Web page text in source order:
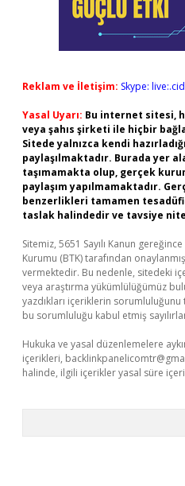
Reklam ve İletişim: Skype:
Yasal Uyarı: Bu internet sitesi,
veya şahıs şirketi ile hiçbir
Sitede yalnızca kendi
paylaşılmaktadır. Burada yer
taşımamakta olup, gerçek
paylaşım yapılmamaktadır.
benzerlikleri tamamen
taslak halindedir ve tavsiye
Sitemiz, 5651 Sayılı Kanun
Kurumu (BTK) tarafından
vermektedir. Bu nedenle, sitedeki
veya araştırma yükümlülüğümüz
yazdıkları içeriklerin
bu sorumluluğu kabul etmiş
Hukuka ve yasal düzenlemelere
içerikleri,
halinde, ilgili içerikler yasal süre